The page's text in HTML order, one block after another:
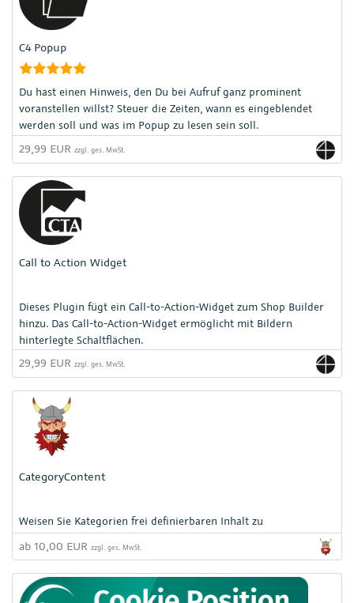
C4 Popup
Du hast einen Hinweis, den Du bei Aufruf ganz prominent
voranstellen willst? Steuer die Zeiten, wann es eingeblendet
werden soll und was im Popup zu lesen sein soll.
29,99 EUR zzgl. ges. MwSt.
Call to Action Widget
Dieses Plugin fügt ein Call-to-Action-Widget zum Shop Builder
hinzu. Das Call-to-Action-Widget ermöglicht mit Bildern
hinterlegte Schaltflächen.
29,99 EUR zzgl. ges. MwSt.
CategoryContent
Weisen Sie Kategorien frei definierbaren Inhalt zu
ab 10,00 EUR zzgl. ges. MwSt.